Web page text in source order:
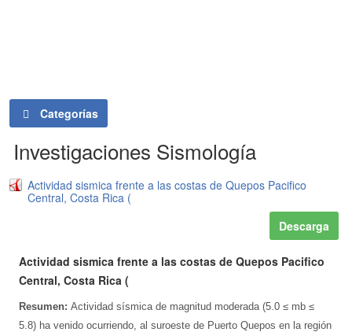
Categorías
Investigaciones Sismología
Actividad sismica frente a las costas de Quepos Pacifico
Central, Costa Rica (
Descarga
Actividad sismica frente a las costas de Quepos Pacifico
Central, Costa Rica (
Resumen: Actividad sísmica de magnitud moderada (5.0 ≤ mb ≤
5.8) ha venido ocurriendo, al suroeste de Puerto Quepos en la región